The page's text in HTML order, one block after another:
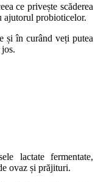
ce privește scăderea
ajutorul probioticelor.
și în curând veți putea
lactate fermentate,
ovaz și prăjituri.